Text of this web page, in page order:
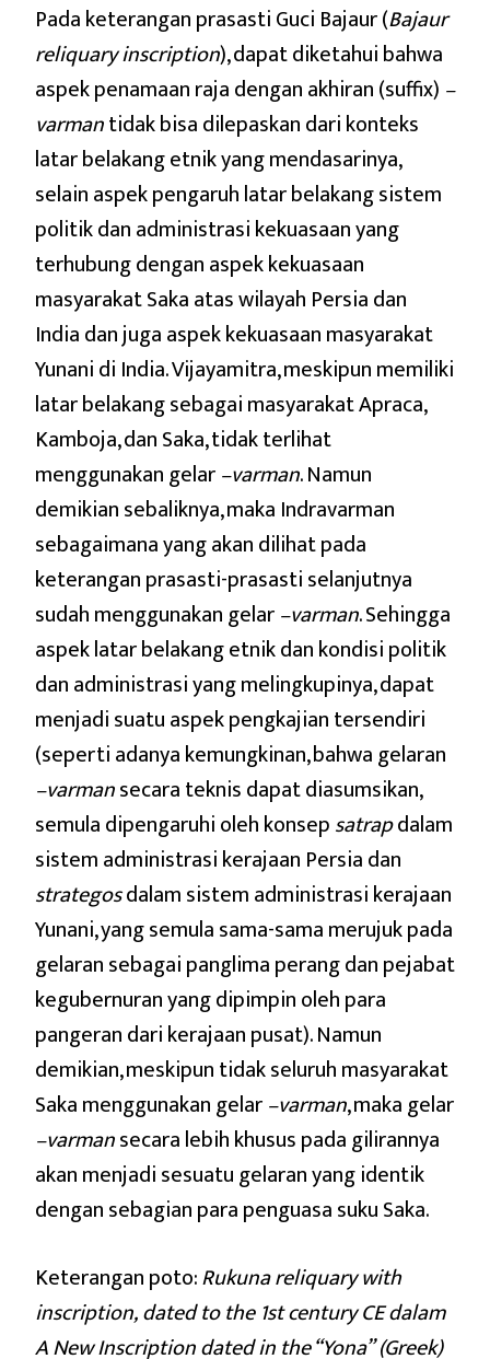
Pada keterangan prasasti Guci Bajaur (Bajaur
reliquary inscription), dapat diketahui bahwa
aspek penamaan raja dengan akhiran (suffix) –
varmantidak bisa dilepaskan dari konteks
latar belakang etnik yang mendasarinya,
selain aspek pengaruh latar belakang sistem
politik dan administrasi kekuasaan yang
terhubung dengan aspek kekuasaan
masyarakat Saka atas wilayah Persia dan
India dan juga aspek kekuasaan masyarakat
Yunani di India. Vijayamitra, meskipun memiliki
latar belakang sebagai masyarakat Apraca,
Kamboja, dan Saka, tidak terlihat
menggunakan gelar–varman. Namun
demikian sebaliknya, maka Indravarman
sebagaimana yang akan dilihat pada
keterangan prasasti-prasasti selanjutnya
sudah menggunakan gelar–varman. Sehingga
aspek latar belakang etnik dan kondisi politik
dan administrasi yang melingkupinya, dapat
menjadi suatu aspek pengkajian tersendiri
(seperti adanya kemungkinan, bahwa gelaran
–varmansecara teknis dapat diasumsikan,
semula dipengaruhi oleh konsepsatrapdalam
sistem administrasi kerajaan Persia dan
strategosdalam sistem administrasi kerajaan
Yunani, yang semula sama-sama merujuk pada
gelaran sebagai panglima perang dan pejabat
kegubernuran yang dipimpin oleh para
pangeran dari kerajaan pusat). Namun
demikian, meskipun tidak seluruh masyarakat
Saka menggunakan gelar–varman, maka gelar
–varmansecara lebih khusus pada gilirannya
akan menjadi sesuatu gelaran yang identik
dengan sebagian para penguasa suku Saka.
Keterangan poto:Rukuna reliquary with
inscription,dated to the 1st century CE dalam
A NewInscription dated in the “Yona”(Greek)